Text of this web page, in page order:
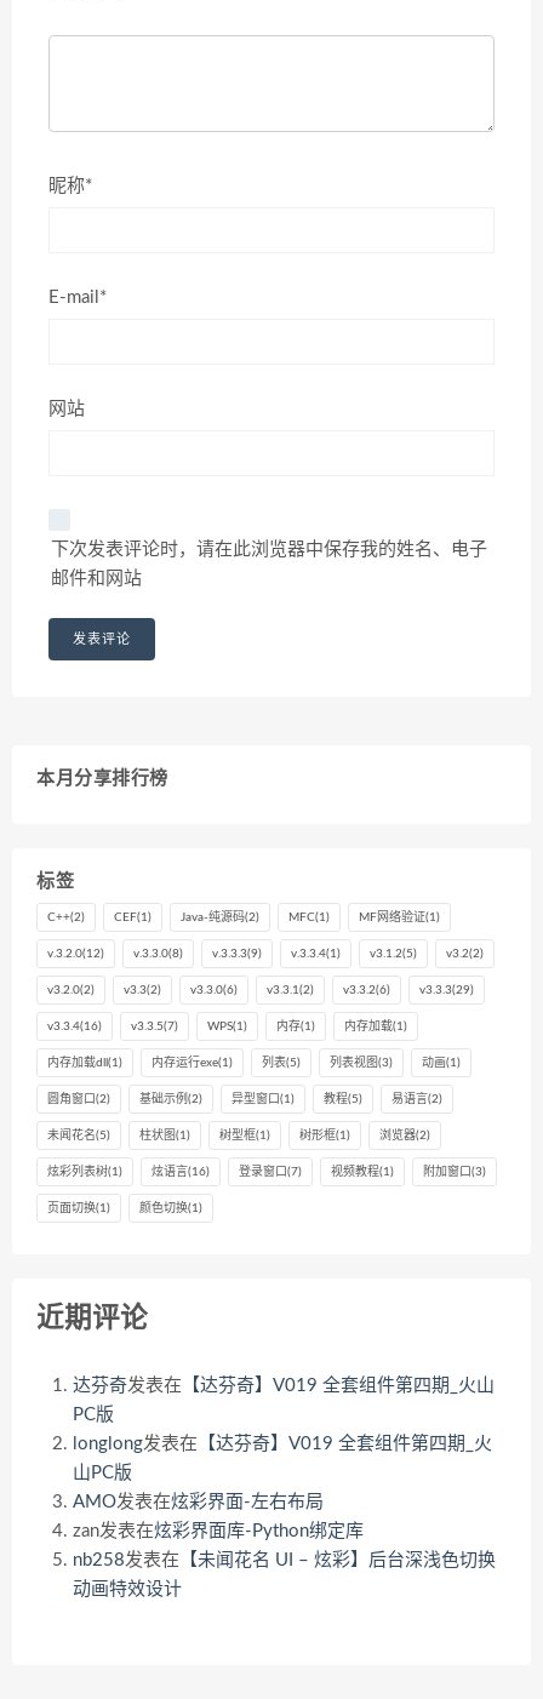
昵称*
E-mail*
网站
下次发表评论时，请在此浏览器中保存我的姓名、电子
邮件和网站
本月分享排行榜
标签
C++(2) CEF(1) Java-纯源码(2) MFC(1) MF网络验证(1)
v.3.2.0(12) v.3.3.0(8) v.3.3.3(9) v.3.3.4(1) v3.1.2(5) v3.2(2)
v3.2.0(2) v3.3(2) v3.3.0(6) v3.3.1(2) v3.3.2(6) v3.3.3(29)
v3.3.4(16) v3.3.5(7) WPS(1) 内存(1) 内存加载(1)
内存加载dll (1) 内存运行exe(1) 列表(5) 列表视图 (3) 动画(1)
圆角窗口 (2) 基础示例 (2) 异型窗口 (1) 教程(5) 易语言 (2)
未闻花名(5) 柱状图 (1) 树型框(1) 树形框(1) 浏览器(2)
炫彩列表树(1) 炫语言 (16) 登录窗口 (7) 视频教程(1) 附加窗口 (3)
页面切换(1) 颜色切换(1)
近期评论
达芬奇发表在 【达芬奇】V019 全套组件第四期_火山
PC版
longlong发表在 【达芬奇】V019 全套组件第四期_火
山PC版
AMO发表在炫彩界面-左右布局
zan发表在炫彩界面库-Python绑定库
nb258发表在 【未闻花名 UI – 炫彩】后台深浅色切换
动画特效设计